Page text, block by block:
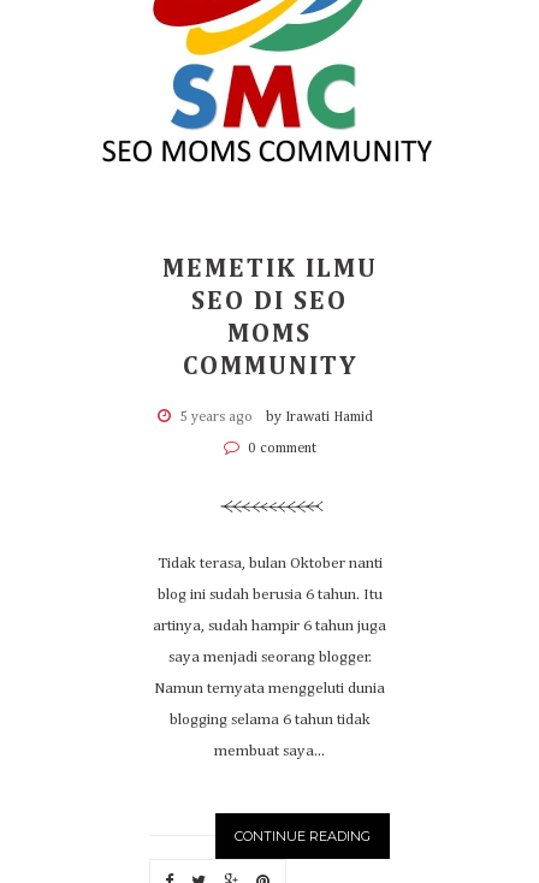
MEMETIK ILMU
SEO DI SEO
MOMS
COMMUNITY
5 years ago by Irawati Hamid
0 comment
Tidak terasa, bulan Oktober nanti
blog ini sudah berusia 6 tahun. Itu
artinya, sudah hampir 6 tahun juga
saya menjadi seorang blogger.
Namun ternyata menggeluti dunia
blogging selama 6 tahun tidak
membuat saya...
CONTINUE READING